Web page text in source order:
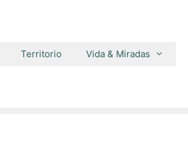
Territorio Vida & Miradas